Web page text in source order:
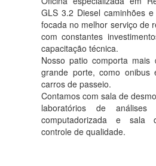
GLS 3.2 Diesel caminhões
focada no melhor serviço de
com constantes
capacitação técnica.
Nosso patio comporta
grande porte, como onibus
carros de passeio.
Contamos com sala de
laboratórios de análises
computadorizada e sala
controle de qualidade.